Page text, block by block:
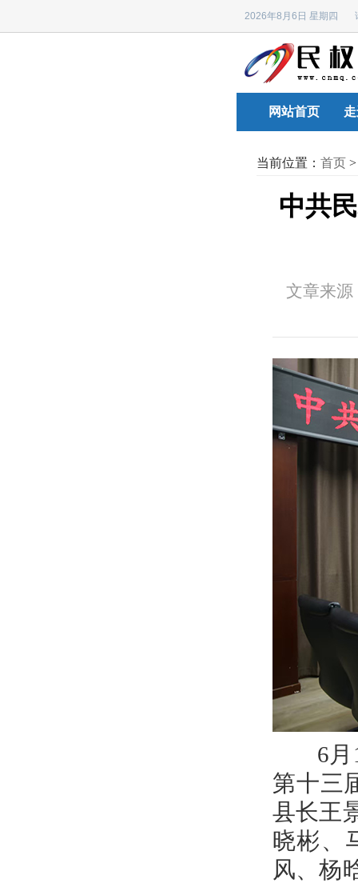
2026年8月6日 星期四
网站首页
当前位置： 首页
中共
文章来
6月16
第十三
县长王
晓彬、
风、杨